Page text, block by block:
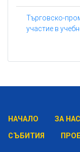
Търговско-
участие в
НАЧАЛО ЗА НАС
СЪБИТИЯ